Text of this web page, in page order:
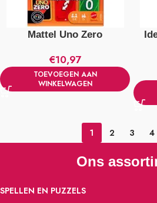
Mattel Uno Zero
€10,97
TOEVOEGEN AAN
WINKELWAGEN
1 2 3 4
Ons
SPELLEN EN PUZZELS